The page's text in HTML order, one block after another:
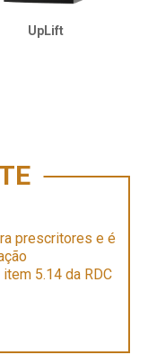
UpLift
prescritores e é
5.14 da RDC